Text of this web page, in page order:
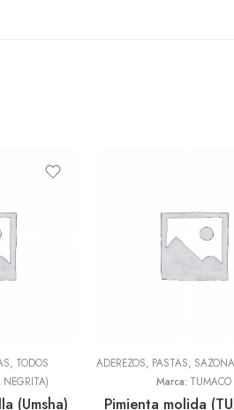
, TODOS
NEGRITA)
(Umsha)
Marca: TUMACO
Pimienta molida